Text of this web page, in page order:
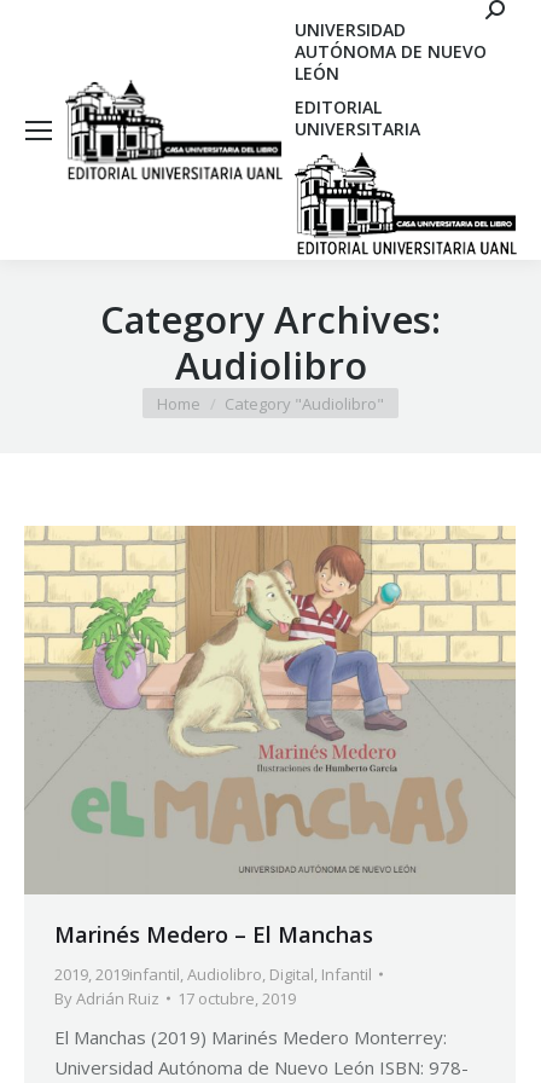
UNIVERSIDAD
AUTÓNOMA DE NUEVO
LEÓN
EDITORIAL
UNIVERSITARIA
Category Archives:
Audiolibro
You are here:
Home Category "Audiolibro"
Marinés Medero – El Manchas
2019,2019infantil,Audiolibro, Digital, Infantil
ByAdrián Ruiz 17 octubre, 2019
El Manchas (2019) Marinés Medero Monterrey:
Universidad Autónoma de Nuevo León ISBN: 978-